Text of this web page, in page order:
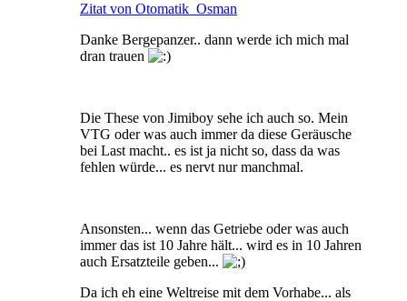
Zitat von Otomatik_Osman
Danke Bergepanzer.. dann werde ich mich mal
dran trauen
Die These von Jimiboy sehe ich auch so. Mein
VTG oder was auch immer da diese Geräusche
bei Last macht.. es ist ja nicht so, dass da was
fehlen würde... es nervt nur manchmal.
Ansonsten... wenn das Getriebe oder was auch
immer das ist 10 Jahre hält... wird es in 10 Jahren
auch Ersatzteile geben...
Da ich eh eine Weltreise mit dem Vorhabe... als